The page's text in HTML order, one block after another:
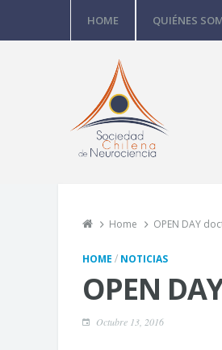
HOME QUIÉNES
Home OPEN DAY
HOME / NOTICIAS
OPEN
Octubre 13, 2016